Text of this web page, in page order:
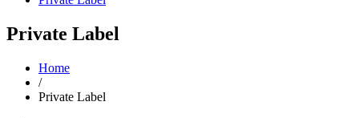
Private Label
Home
/
Private Label